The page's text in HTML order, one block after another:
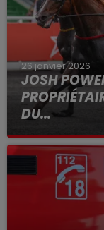
26 janvier 2026
JOSH
DU...